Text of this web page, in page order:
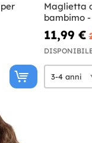
Maglietta
bambimo
11,99 €